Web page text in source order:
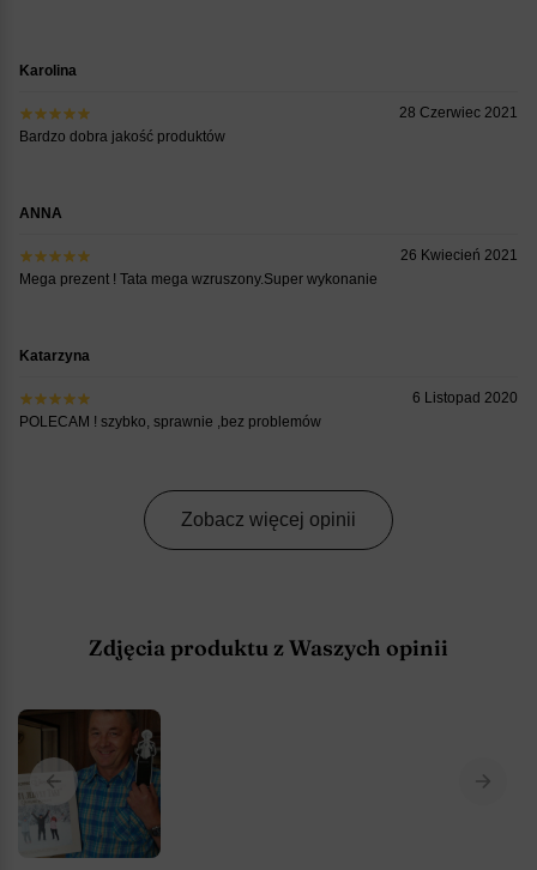
Karolina
28 Czerwiec 2021
Bardzo dobra jakość produktów
ANNA
26 Kwiecień 2021
Mega prezent ! Tata mega wzruszony.Super wykonanie
Katarzyna
6 Listopad 2020
POLECAM ! szybko, sprawnie ,bez problemów
Zobacz więcej opinii
Zdjęcia produktu z Waszych opinii